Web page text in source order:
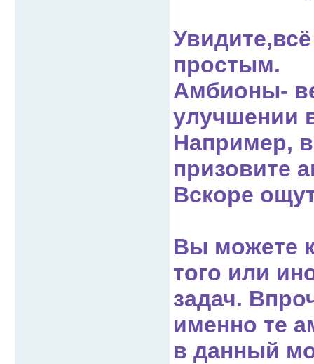
простым.
Амбионы-
улучшении
Например,
призовите
Вскоре
Вы можете
того или
задач.
именно те
в данный